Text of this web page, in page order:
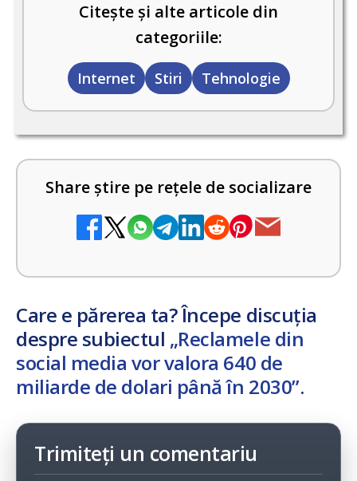
Citește și alte articole din
categoriile:
Internet Stiri Tehnologie
Share știre pe rețele de socializare
Care e părerea ta? Începe discuția
despre subiectul „Reclamele din
social media vor valora 640 de
miliarde de dolari până în 2030”.
Trimiteți un comentariu